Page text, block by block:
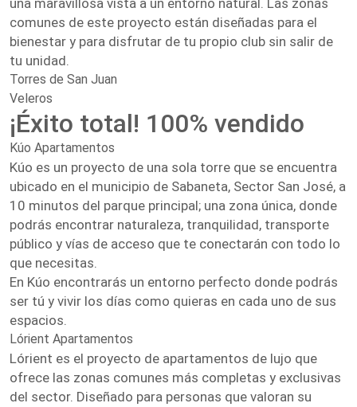
una maravillosa vista a un entorno natural. Las zonas
comunes de este proyecto están diseñadas para el
bienestar y para disfrutar de tu propio club sin salir de
tu unidad.
Torres de San Juan
Veleros
¡Éxito total! 100% vendido
Kúo Apartamentos
Kúo es un proyecto de una sola torre que se encuentra
ubicado en el municipio de Sabaneta, Sector San José, a
10 minutos del parque principal; una zona única, donde
podrás encontrar naturaleza, tranquilidad, transporte
público y vías de acceso que te conectarán con todo lo
que necesitas.
En Kúo encontrarás un entorno perfecto donde podrás
ser tú y vivir los días como quieras en cada uno de sus
espacios.
Lórient Apartamentos
Lórient es el proyecto de apartamentos de lujo que
ofrece las zonas comunes más completas y exclusivas
del sector. Diseñado para personas que valoran su